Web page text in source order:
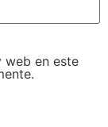
web en este